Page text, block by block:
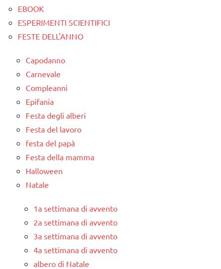
EBOOK
ESPERIMENTI SCIENTIFICI
FESTE DELL'ANNO
Capodanno
Carnevale
Compleanni
Epifania
Festa degli alberi
Festa del lavoro
festa del papà
Festa della mamma
Halloween
Natale
1a settimana di avvento
2a settimana di avvento
3a settimana di avvento
4a settimana di avvento
albero di Natale